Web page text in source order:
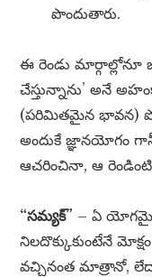
పొందుతారు.
ఈ రెండు మార్గాల్లోనూ
చేస్తున్నాను’ అనే
(పరిమితమైన భావన)
అందుకే జ్ఞానయోగం
ఆచరించినా, ఆ
“సమ్యక్” – ఏ యోగమైనా
నిలదొక్కుకుంటేనే
వచ్చినంత మాత్రానో,